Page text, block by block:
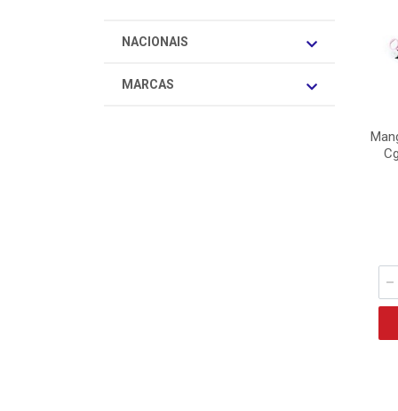
NACIONAIS
MARCAS